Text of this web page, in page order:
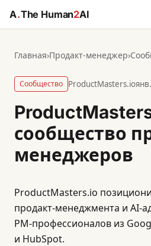
A.The Human2AI
Главная›Продакт-менеджер›
Сообщество ProductMasters.io
сообщество
менеджеров
ProductMasters.io
продакт-менеджмента и AI-
PM-профессионалов из
и HubSpot.